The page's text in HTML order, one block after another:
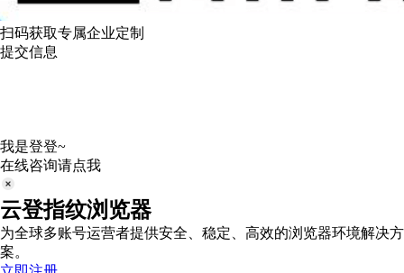
扫码获取专属企业定制
提交信息
我是登登~
在线咨询请点我
云登指纹浏览器
为全球多账号运营者提供安全、稳定、高效的浏览器环境解决方
案。